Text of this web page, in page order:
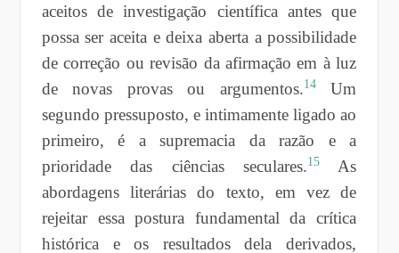
aceitos de investigação científica antes que
possa ser aceita e deixa aberta a possibilidade
de correção ou revisão da afirmação em à luz
de novas provas ou argumentos.14Um
segundo pressuposto, e intimamente ligado ao
primeiro, é a supremacia da razão e a
prioridade das ciências seculares.15As
abordagens literárias do texto, em vez de
rejeitar essa postura fundamental da crítica
histórica e os resultados dela derivados,